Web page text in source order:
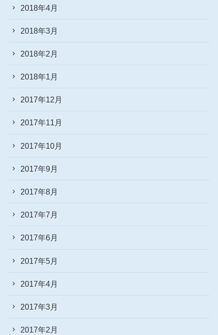
2018年4月
2018年3月
2018年2月
2018年1月
2017年12月
2017年11月
2017年10月
2017年9月
2017年8月
2017年7月
2017年6月
2017年5月
2017年4月
2017年3月
2017年2月